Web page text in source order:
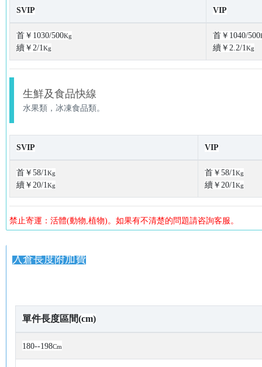
SVIP VIP
首￥1030/500Kg
續￥2/1Kg
首￥1040/500
續￥2.2/1Kg
生鮮及食品快線
水果類，冰凍食品類。
SVIP VIP
首￥58/1Kg
續￥20/1Kg
首￥58/1Kg
續￥20/1Kg
禁止寄運：活體(動物,植物)。如果有不清楚的問題請咨詢客服。
入倉長度附加費
單件長度區間(cm)
180--198Cm